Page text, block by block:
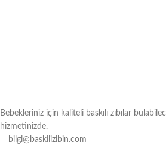
Bebekleriniz için kaliteli baskılı zıbılar
hizmetinizde.
bilgi@baskilizibin.com